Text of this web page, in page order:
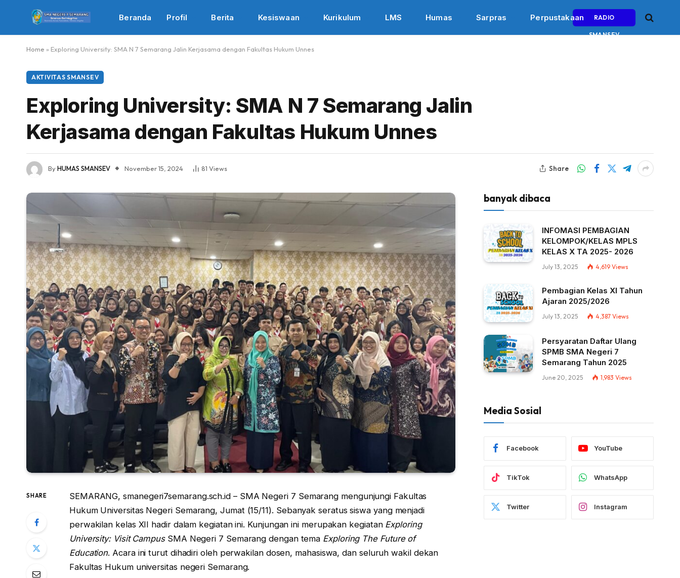
Beranda Profil Berita Kesiswaan Kurikulum LMS Humas Sarpras Perpustakaan RADIO
SMANSEV
Home » Exploring University: SMA N 7 Semarang Jalin Kerjasama dengan Fakultas Hukum Unnes
AKTIVITAS SMANSEV
Exploring University: SMA N 7 Semarang Jalin
Kerjasama dengan Fakultas Hukum Unnes
ByHUMAS SMANSEV November 15, 2024 81 Views Share
SHARE
SEMARANG, smanegeri7semarang.sch.id – SMA Negeri 7 Semarang mengunjungi Fakultas
Hukum Universitas Negeri Semarang, Jumat (15/11). Sebanyak seratus siswa yang menjadi
perwakilan kelas XII hadir dalam kegiatan ini. Kunjungan ini merupakan kegiatan Exploring
University: Visit CampusSMA Negeri 7 Semarang dengan tema Exploring The Future of
Education. Acara ini turut dihadiri oleh perwakilan dosen, mahasiswa, dan seluruh wakil dekan
Fakultas Hukum universitas negeri Semarang.
banyak dibaca
INFOMASI PEMBAGIAN
KELOMPOK/KELAS MPLS
KELAS X TA 2025- 2026
July 13, 2025 4,619 Views
Pembagian Kelas XI Tahun
Ajaran 2025/2026
July 13, 2025 4,387 Views
Persyaratan Daftar Ulang
SPMB SMA Negeri 7
Semarang Tahun 2025
June 20, 2025 1,983 Views
Media Sosial
Facebook YouTube
TikTok WhatsApp
Twitter Instagram